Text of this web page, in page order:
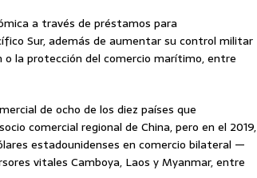
a través de préstamos para
Sur, además de aumentar su control militar
la protección del comercio marítimo, entre
de ocho de los diez países que
comercial regional de China, pero en el 2019,
estadounidenses en comercio bilateral —
vitales Camboya, Laos y Myanmar, entre